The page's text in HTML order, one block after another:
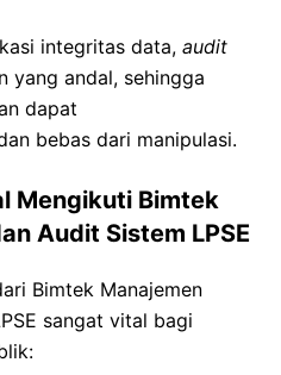
integritas data, audit
yang andal, sehingga
dapat
bebas dari manipulasi.
Mengikuti Bimtek
Audit Sistem LPSE
Bimtek Manajemen
sangat vital bagi